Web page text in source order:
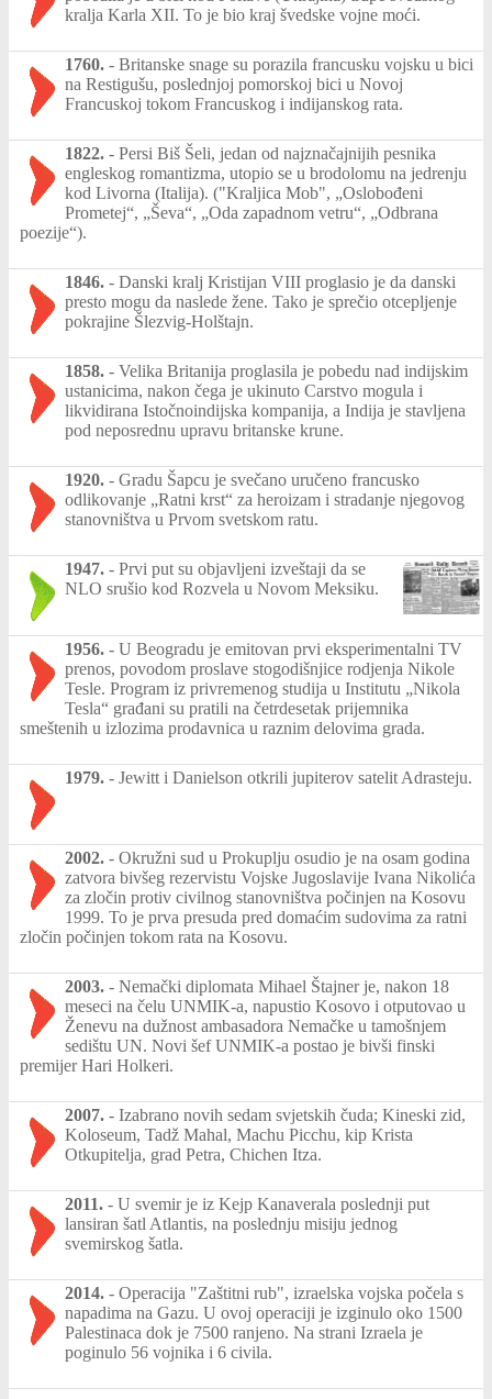
kralja Karla XII. To je bio kraj švedske vojne moći.
1760. - Britanske snage su porazila francusku vojsku u bici
na Restigušu, poslednjoj pomorskoj bici u Novoj
Francuskoj tokom Francuskog i indijanskog rata.
1822. - Persi Biš Šeli, jedan od najznačajnijih pesnika
engleskog romantizma, utopio se u brodolomu na jedrenju
kod Livorna (Italija). ("Kraljica Mob", „Oslobođeni
Prometej“, „Ševa“, „Oda zapadnom vetru“, „Odbrana
poezije“).
1846. - Danski kralj Kristijan VIII proglasio je da danski
presto mogu da naslede žene. Tako je sprečio otcepljenje
pokrajine Šlezvig-Holštajn.
1858. - Velika Britanija proglasila je pobedu nad indijskim
ustanicima, nakon čega je ukinuto Carstvo mogula i
likvidirana Istočnoindijska kompanija, a Indija je stavljena
pod neposrednu upravu britanske krune.
1920. - Gradu Šapcu je svečano uručeno francusko
odlikovanje „Ratni krst“ za heroizam i stradanje njegovog
stanovništva u Prvom svetskom ratu.
1947. - Prvi put su objavljeni izveštaji da se
NLO srušio kod Rozvela u Novom Meksiku.
1956. - U Beogradu je emitovan prvi eksperimentalni TV
prenos, povodom proslave stogodišnjice rodjenja Nikole
Tesle. Program iz privremenog studija u Institutu „Nikola
Tesla“ građani su pratili na četrdesetak prijemnika
smeštenih u izlozima prodavnica u raznim delovima grada.
1979. - Jewitt i Danielson otkrili jupiterov satelit Adrasteju.
2002. - Okružni sud u Prokuplju osudio je na osam godina
zatvora bivšeg rezervistu Vojske Jugoslavije Ivana Nikolića
za zločin protiv civilnog stanovništva počinjen na Kosovu
1999. To je prva presuda pred domaćim sudovima za ratni
zločin počinjen tokom rata na Kosovu.
2003. - Nemački diplomata Mihael Štajner je, nakon 18
meseci na čelu UNMIK-a, napustio Kosovo i otputovao u
Ženevu na dužnost ambasadora Nemačke u tamošnjem
sedištu UN. Novi šef UNMIK-a postao je bivši finski
premijer Hari Holkeri.
2007. - Izabrano novih sedam svjetskih čuda; Kineski zid,
Koloseum, Tadž Mahal, Machu Picchu, kip Krista
Otkupitelja, grad Petra, Chichen Itza.
2011. - U svemir je iz Kejp Kanaverala poslednji put
lansiran šatl Atlantis, na poslednju misiju jednog
svemirskog šatla.
2014. - Operacija "Zaštitni rub", izraelska vojska počela s
napadima na Gazu. U ovoj operaciji je izginulo oko 1500
Palestinaca dok je 7500 ranjeno. Na strani Izraela je
poginulo 56 vojnika i 6 civila.